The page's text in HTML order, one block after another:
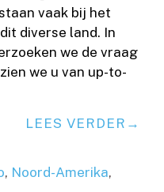
​​vaak bij het
diverse land. In
we de vraag
we u van up-to-
LEES VERDER
, Noord-Amerika,